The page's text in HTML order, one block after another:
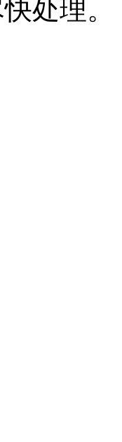
处理。